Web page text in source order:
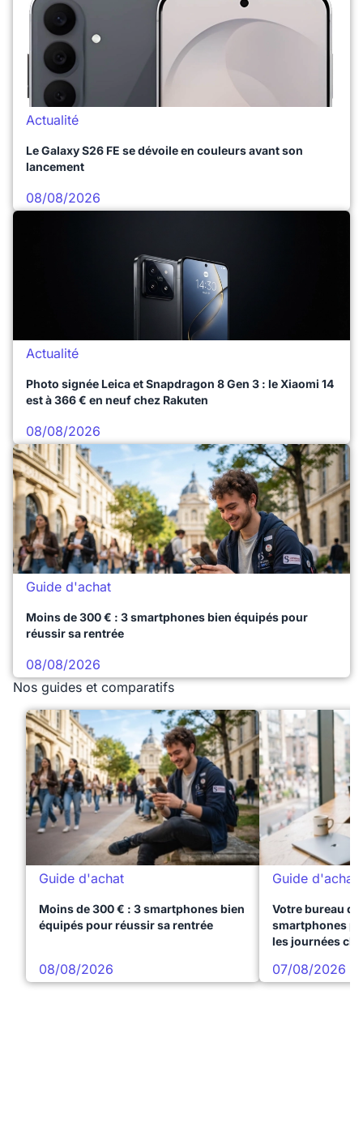
Actualité
Le Galaxy S26 FE se dévoile en couleurs avant son
lancement
08/08/2026
Actualité
Photo signée Leica et Snapdragon 8 Gen 3 : le Xiaomi 14
est à 366 € en neuf chez Rakuten
08/08/2026
Guide d'achat
Moins de 300 € : 3 smartphones bien équipés pour
réussir sa rentrée
08/08/2026
Nos guides et comparatifs
Guide d'achat
Moins de 300 € : 3 smartphones bien
équipés pour réussir sa rentrée
08/08/2026
Guide d'achat
Votre bureau
smartphones
les journées
07/08/2026